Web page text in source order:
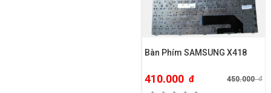
Bàn Phím SAMSUNG X418
410.000 đ 450.000đ